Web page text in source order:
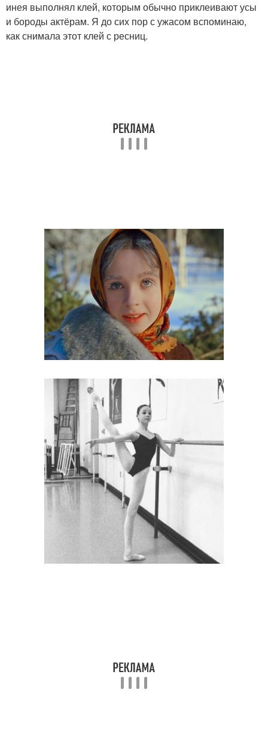
инея выполнял клей, которым обычно приклеивают усы
и бороды актёрам. Я до сих пор с ужасом вспоминаю,
как снимала этот клей с ресниц.